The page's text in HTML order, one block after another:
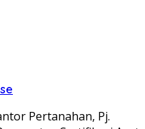
Pertanahan, Pj.